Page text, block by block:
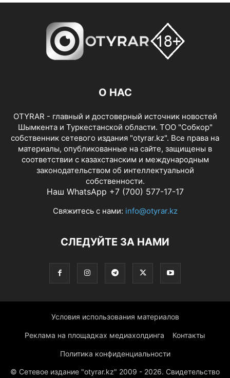
О НАС
OTYRAR - главный и достоверный источник новостей
Шымкента и Туркестанской области. ТОО "Собкор"
собственник сетевого издания "otyrar.kz". Все права на
материалы, опубликованные на сайте, защищены в
соответствии с казахстанским и международным
законодательством об интеллектуальной
собственности.
Наш WhatsApp +7 (700) 577-17-17
Свяжитесь с нами: info@otyrar.kz
СЛЕДУЙТЕ ЗА НАМИ
Условия использования материалов
Реклама на площадках медиахолдинга Контакты
Политика конфиденциальности
© Сетевое издание "otyrar.kz" 2009 - 2026. Свидетельство